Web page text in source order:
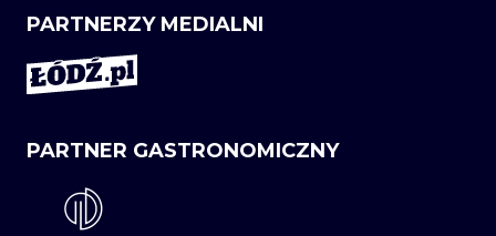
PARTNERZY MEDIALNI
PARTNER GASTRONOMICZNY